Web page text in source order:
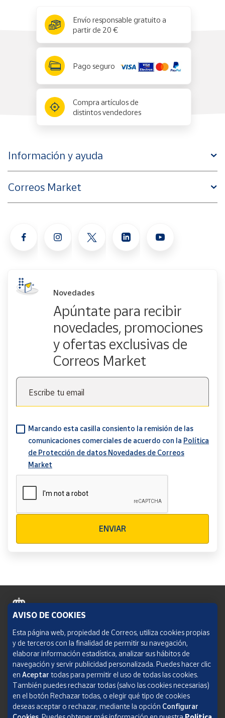
Envío responsable gratuito a
partir de 20 €
Pago seguro
Compra artículos de
distintos vendedores
Información y ayuda
Correos Market
Novedades
Apúntate para recibir
novedades, promociones
y ofertas exclusivas de
Correos Market
Escribe tu email
Marcando esta casilla consiento la remisión de las
comunicaciones comerciales de acuerdo con la Política
de Protección de datos Novedades de Correos
Market
ENVIAR
Política de cookies
Aviso legal
Condiciones del servicio
Política de Privacidad Web
Informe de transparencia
AVISO DE COOKIES
Esta página web, propiedad de Correos, utiliza cookies propias
y de terceros con la finalidad de permitir su navegación,
elaborar información estadística, analizar sus hábitos de
navegación y servir publicidad personalizada. Puedes hacer clic
en Aceptar todas para permitir el uso de todas las cookies.
También puedes rechazar todas (salvo las cookies necesarias)
en el botón Rechazar todas, o elegir qué tipo de cookies
deseas aceptar o rechazar, mediante la opción Configurar